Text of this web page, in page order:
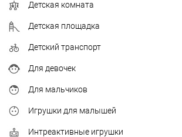
Детская комната
Детская площадка
Детский транспорт
Для девочек
Для мальчиков
Игрушки для малышей
Интреактивные игрушки